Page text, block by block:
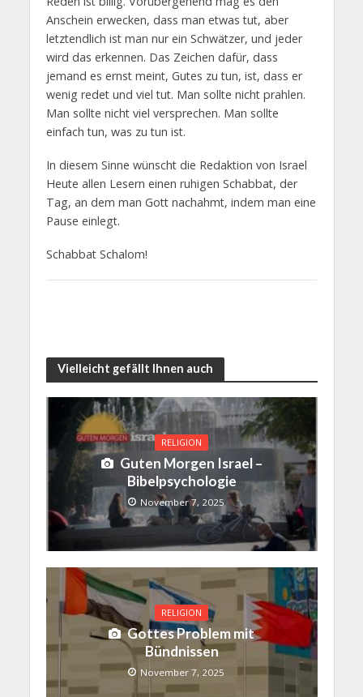
Anschein erwecken, dass man etwas tut, aber
letztendlich ist man nur ein Schwätzer, und jeder
wird das erkennen. Das Zeichen dafür, dass
jemand es ernst meint, Gutes zu tun, ist, dass er
wenig redet und viel tut. Man sollte nicht prahlen.
Man sollte nicht viel versprechen. Man sollte
einfach tun, was zu tun ist.
In diesem Sinne wünscht die Redaktion von Israel
Heute allen Lesern einen ruhigen Schabbat, der
Tag, an dem man Gott nachahmt, indem man eine
Pause einlegt.
Schabbat Schalom!
Vielleicht gefällt Ihnen auch
RELIGION
Guten Morgen Israel –
Bibelpsychologie
November 7, 2025
RELIGION
Gottes Problem mit
Bündnissen
November 7, 2025